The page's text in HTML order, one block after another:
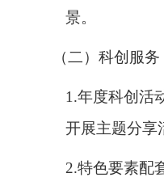
景。
（二）科创服
1.年度科创活
开展主题分享
2.特色要素配